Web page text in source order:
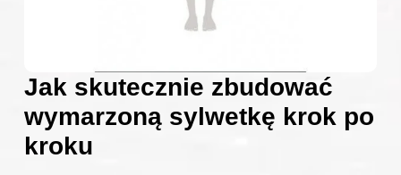
Jak skutecznie zbudować
wymarzoną sylwetkę krok po
kroku